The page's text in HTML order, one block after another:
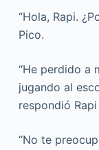
“Hola, Rapi.
Pico.
“He perdido a
jugando al
respondió
“No te